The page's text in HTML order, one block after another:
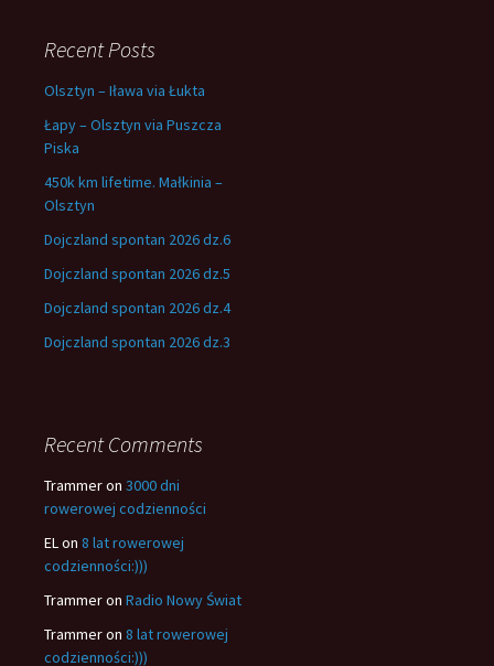
Recent Posts
Olsztyn – Iława via Łukta
Łapy – Olsztyn via Puszcza
Piska
450k km lifetime. Małkinia –
Olsztyn
Dojczland spontan 2026 dz.6
Dojczland spontan 2026 dz.5
Dojczland spontan 2026 dz.4
Dojczland spontan 2026 dz.3
Recent Comments
Trammeron 3000 dni
rowerowej codzienności
ELon 8 lat rowerowej
codzienności:)))
Trammeron Radio Nowy Świat
Trammeron 8 lat rowerowej
codzienności:)))